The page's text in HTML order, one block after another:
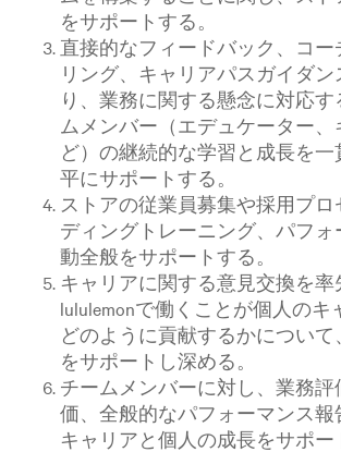
をサポートする。
直接的なフィードバック、コー
リング、キャリアパスガイダン
り、業務に関する懸念に対応
ムメンバー（エデュケーター
ど）の継続的な学習と成長を
平にサポートする。
ストアの従業員募集や採用プ
ディングトレーニング、パフ
動全般をサポートする。
キャリアに関する意見交換を率
lululemonで働くことが個人のキ
どのように貢献するかについ
をサポートし深める。
チームメンバーに対し、業務
価、全般的なパフォーマンス報
キャリアと個人の成長をサポー